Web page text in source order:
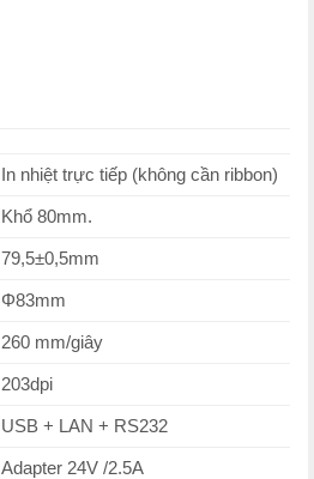
In nhiệt trực tiếp (không cần ribbon)
Khổ 80mm.
79,5±0,5mm
Φ83mm
260 mm/giây
203dpi
USB + LAN + RS232
Adapter 24V /2.5A